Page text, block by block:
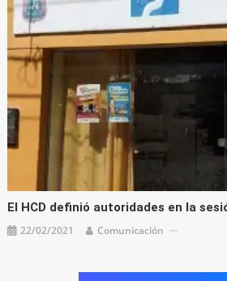
El HCD definió autoridades en la
22/02/2021 Comunicación